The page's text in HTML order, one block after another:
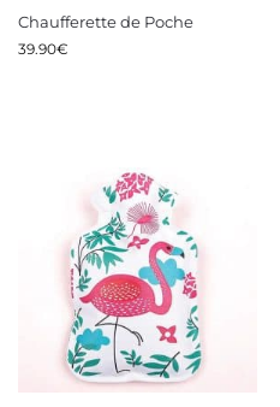
Chaufferette de Poche
39.90€